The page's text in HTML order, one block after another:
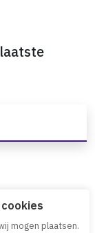
mogen plaatsen.